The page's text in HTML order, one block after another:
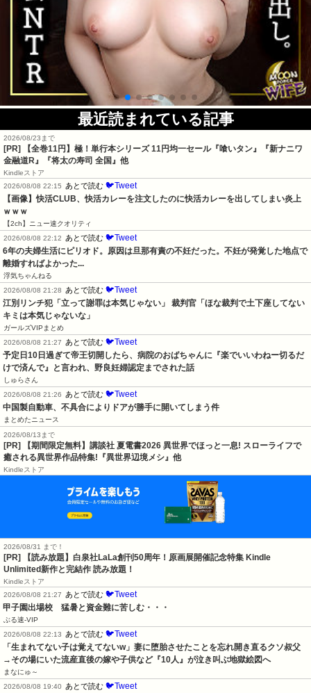
最近読まれている記事
2026/08/23まで
[PR]
【全巻11円】極！単行本シリーズ 11円均一セール『喰いタン』『新ナニワ
金融道R』『将太の寿司 全国』他
Kindleストア
2026/08/08 22:15
あとで読む 🐦Tweet
【画像】快活CLUB、快活カレーを注文したのに快活カレーを出してしまい炎上
ｗｗｗ
【2ch】ニュー速クオリティ
2026/08/08 22:12
あとで読む 🐦Tweet
6年の夫婦生活にピリオド。原因は旦那有責の不妊だった。不妊が発覚した地点で
離婚すればよかった...
浮気ちゃんねる
2026/08/08 21:28
あとで読む 🐦Tweet
江別リンチ犯「立って謝罪は本気じゃない」 裁判官「ほな裁判で土下座してない
キミは本気じゃないな」
ガールズVIPまとめ
2026/08/08 21:27
あとで読む 🐦Tweet
予定日10日過ぎて帝王切開したら、病院のおばちゃんに『楽でいいわねー切るだ
けで済んで』と言われ、野良妊婦認定までされた話
しゅらさん
2026/08/08 21:26
あとで読む 🐦Tweet
中国製自動車、不具合によりドアが勝手に開いてしまう件
まとめたニュース
2026/08/13まで
[PR] 【期間限定無料】講談社 夏電書2026 異世界でほっと一息! スローライフで
癒される異世界作品特集!『異世界辺境メシ』他
Kindleストア
2026/08/31 まで！
[PR]
【読み放題】白泉社LaLa創刊50周年！原画展開催記念特集 Kindle
Unlimited新作と完結作 読み放題！
Kindleストア
2026/08/08 21:27
あとで読む 🐦Tweet
甲子園出場校　猛暑と資金難に苦しむ・・・
ぶる速-VIP
2026/08/08 22:13
あとで読む 🐦Tweet
「生まれてない子は覚えてないw」妻に堕胎させたことを忘れ開き直るクソ叔父
→その場にいた流産直後の嫁や子供など『10人』が泣き叫ぶ地獄絵図へ
まなにゅ～
2026/08/08 19:40
あとで読む 🐦Tweet